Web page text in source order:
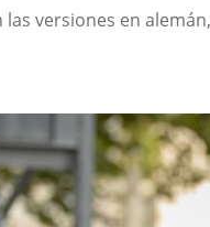
versiones en